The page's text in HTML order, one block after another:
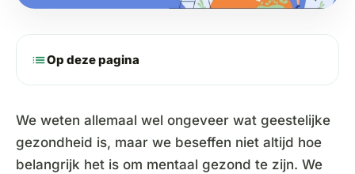
listOp deze pagina
We weten allemaal wel ongeveer wat geestelijke
gezondheid is, maar we beseffen niet altijd hoe
belangrijk het is om mentaal gezond te zijn. We